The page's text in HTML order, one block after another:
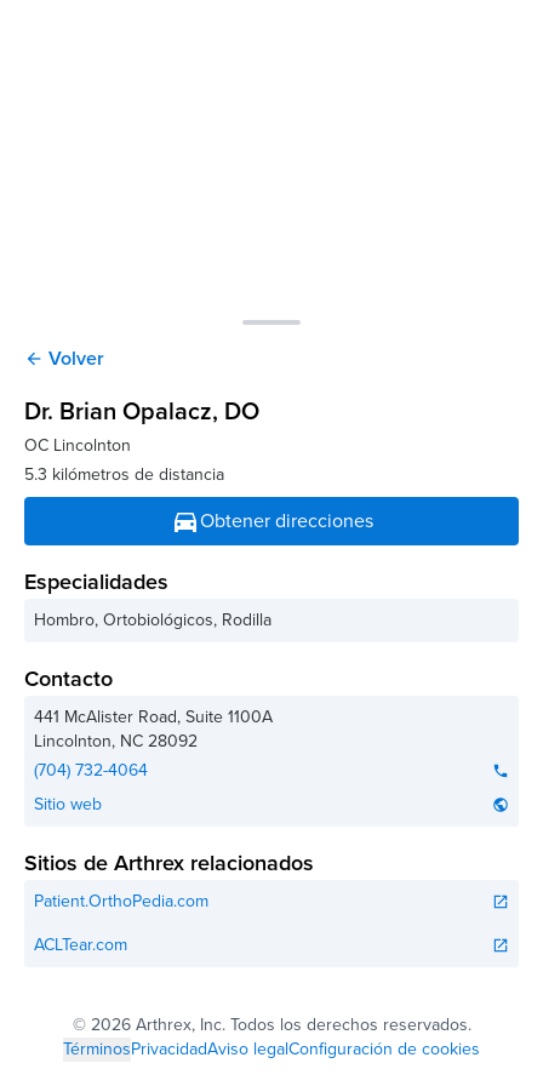
arrow_back Volver
Dr. Brian Opalacz, DO
OC Lincolnton
5.3 kilómetros de distancia
directions_carObtener direcciones
Especialidades
Hombro, Ortobiológicos, Rodilla
Contacto
441 McAlister Road, Suite 1100A
Lincolnton, NC28092
(704) 732-4064
phone
Sitio web public
Sitios de Arthrex relacionados
Patient.OrthoPedia.com open_in_new
ACLTear.com open_in_new
© 2026 Arthrex, Inc. Todos los derechos reservados.
TérminosPrivacidadAviso legalConfiguración de cookies